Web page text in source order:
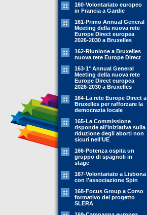
160-Volontariato europeo
in Francia a Gardie
161-Primo Annual General
Meeting della nuova rete
Europe Direct europea
2026-2030 a Bruxelles
162-Riunione a Bruxelles
nuova rete Europe Direct
163-1° Annual General
Meeting della nuova rete
Europe Direct europea
2026-2030 a Bruxelles
164-La rete Europe Direct a
Bruxelles per rafforzare la
democrazia locale
165-La Commissione
risponde all’iniziativa sulla
riduzione degli aborti non
sicuri nell’UE
166-Potenza ospita un
gruppo di spagnoli in
stage
167-Volontariato a Lisbona
con l'associazione Spin
168-Focus Group a Corso
formativo del progetto
SLERA